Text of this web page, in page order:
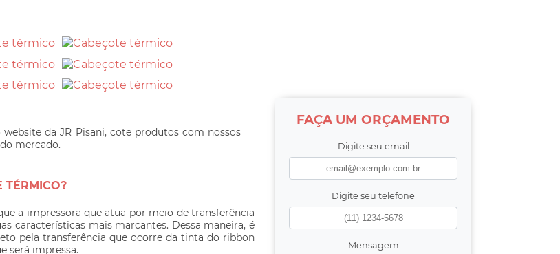
da JR Pisani, cote produtos com nossos
mercado.
TÉRMICO?
a impressora que atua por meio de transferência
características mais marcantes. Dessa maneira, é
pela transferência que ocorre da tinta do ribbon
será impressa.
FAÇA UM ORÇAMENTO
Digite seu email
Digite seu telefone
Mensagem